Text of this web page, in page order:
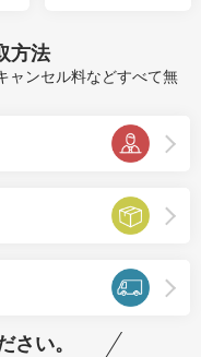
方法
ャンセル料などすべて無
さい。